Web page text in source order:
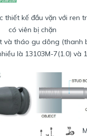
thiết kế đầu vặn với ren
có viên bị chặn
và tháo gu dông (thanh
là 13103M-7(1.0) và